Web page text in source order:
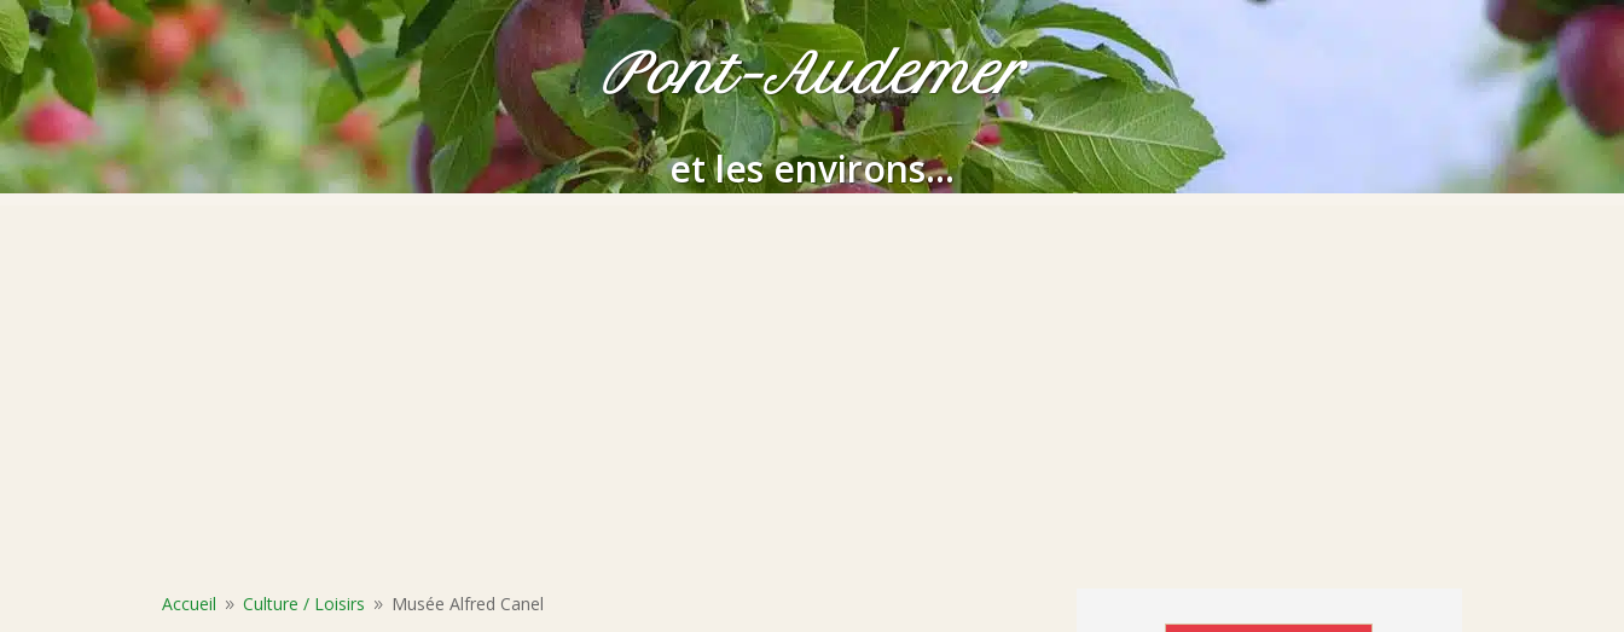
Pont-Audemer
et les environs...
Accueil 9 Culture / Loisirs 9 Musée Alfred Canel